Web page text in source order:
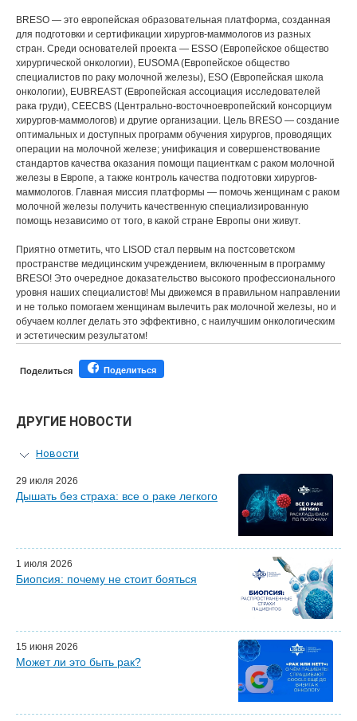
BRESO — это европейская образовательная платформа, созданная
для подготовки и сертификации хирургов-маммологов из разных
стран. Среди основателей проекта — ESSO (Европейское общество
хирургической онкологии), EUSOMA (Европейское общество
специалистов по раку молочной железы), ESO (Европейская школа
онкологии), EUBREAST (Европейская ассоциация исследователей
рака груди), CEECBS (Центрально-восточноевропейский консорциум
хирургов-маммологов) и другие организации. Цель BRESO — создание
оптимальных и доступных программ обучения хирургов, проводящих
операции на молочной железе; унификация и совершенствование
стандартов качества оказания помощи пациенткам с раком молочной
железы в Европе, а также контроль качества подготовки хирургов-
маммологов. Главная миссия платформы — помочь женщинам с раком
молочной железы получить качественную специализированную
помощь независимо от того, в какой стране Европы они живут.
Приятно отметить, что LISOD стал первым на постсоветском
пространстве медицинским учреждением, включенным в программу
BRESO! Это очередное доказательство высокого профессионального
уровня наших специалистов! Мы движемся в правильном направлении
и не только помогаем женщинам вылечить рак молочной железы, но и
обучаем коллег делать это эффективно, с наилучшим онкологическим
и эстетическим результатом!
Поделиться Поделиться
ДРУГИЕ НОВОСТИ
Новости
Персональный гид
Мастер-классы для врачей
Наши партнеры
29 июля 2026
Дышать без страха: все о раке легкого
1 июля 2026
Биопсия: почему не стоит бояться
15 июня 2026
Может ли это быть рак?